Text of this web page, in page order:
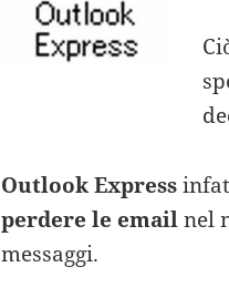
Outlook Express
perdere le emailnel
messaggi.